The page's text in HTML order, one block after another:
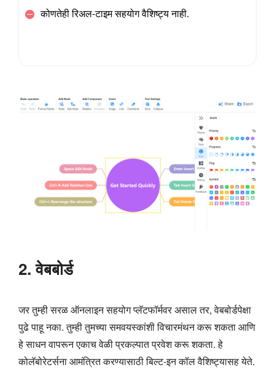
कोणतेही रिअल-टाइम सहयोग वैशिष्ट्य नाही.
2. वेबबोर्ड
जर तुम्ही सरळ ऑनलाइन सहयोग प्लॅटफॉर्मवर असाल तर, वेबबोर्डपेक्षा
पुढे पाहू नका. तुम्ही तुमच्या समवयस्कांशी विचारमंथन करू शकता आणि
हे साधन वापरून एकाच वेळी प्रकल्पात प्रवेश करू शकता. हे
कोलॅबोरेटर्सना आमंत्रित करण्यासाठी बिल्ट-इन कॉल वैशिष्ट्यासह येते.